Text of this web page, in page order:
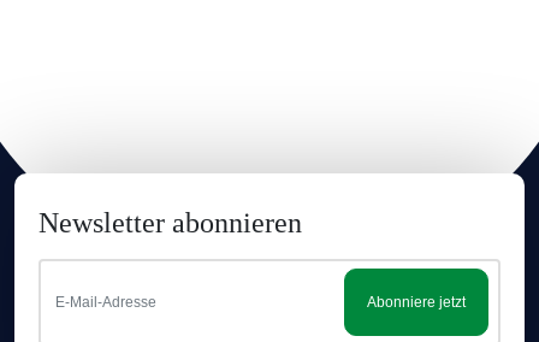
Newsletter abonnieren
Abonniere jetzt